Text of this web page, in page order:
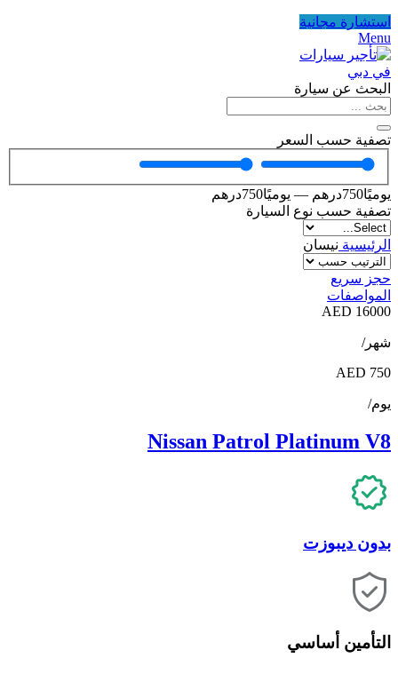
استشارة مجانية
Menu
البحث عن سيارة
تصفية حسب السعر
يوميًا750درهم — يوميًا750درهم
تصفية حسب نوع السيارة
الرئيسية نیسان
حجز سريع
المواصفات
16000 AED
شهر/
AED 750
يوم/
Nissan Patrol Platinum V8
بدون ديبوزت
التأمين أساسي